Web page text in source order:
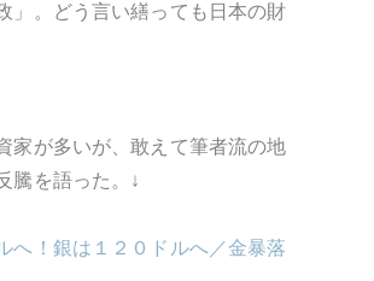
」。どう言い繕っても日本の財
家が多いが、敢えて筆者流の地
騰を語った。↓
へ！銀は１２０ドルへ／金暴落